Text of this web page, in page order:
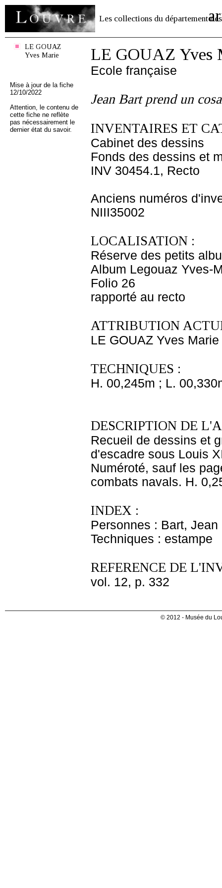
Les collections du département des
LE GOUAZ
Yves Marie
Mise à jour de la fiche
12/10/2022
Attention, le contenu de
cette fiche ne reflète
pas nécessairement le
dernier état du savoir.
LE GOUAZ Yves
Ecole française
Jean Bart prend un
INVENTAIRES ET
Cabinet des dessins
Fonds des dessins et
INV 30454.1, Recto
Anciens numéros
NIII35002
LOCALISATION :
Réserve des petits
Album Legouaz Yves-
Folio 26
rapporté au recto
ATTRIBUTION
LE GOUAZ Yves Marie
TECHNIQUES :
H. 00,245m ; L.
DESCRIPTION DE
Recueil de dessins et
d'escadre sous Louis
Numéroté, sauf les
combats navals. H.
INDEX :
Personnes : Bart, Jean
Techniques : estampe
REFERENCE DE
vol. 12, p. 332
© 2012 - Musée du